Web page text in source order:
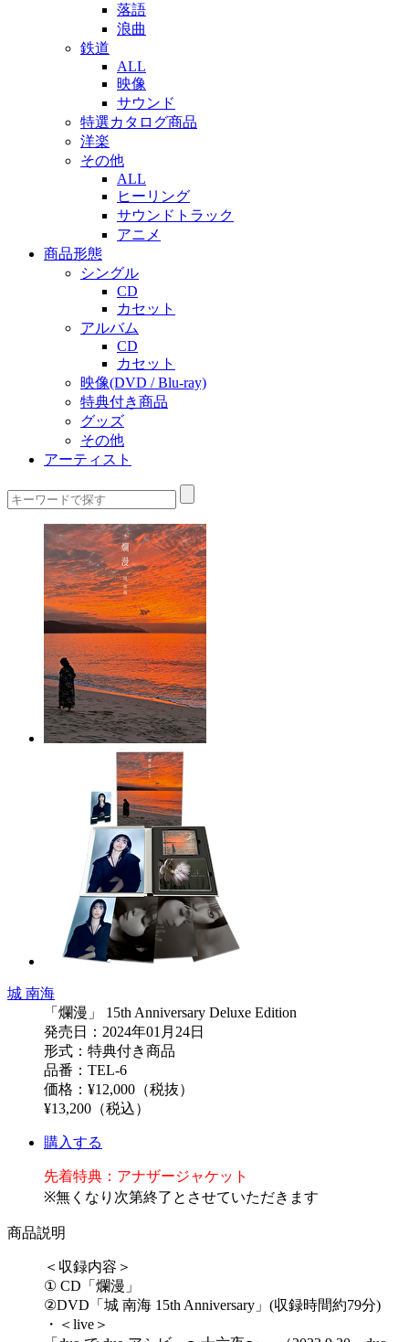
落語
浪曲
鉄道
ALL
映像
サウンド
特選カタログ商品
洋楽
その他
ALL
ヒーリング
サウンドトラック
アニメ
商品形態
シングル
CD
カセット
アルバム
CD
カセット
映像(DVD / Blu-ray)
特典付き商品
グッズ
その他
アーティスト
城 南海
「爛漫」 15th Anniversary Deluxe Edition
発売日：2024年01月24日
形式：特典付き商品
品番：TEL-6
価格：¥12,000（税抜）
¥13,200（税込）
購入する
先着特典：アナザージャケット
※無くなり次第終了とさせていただきます
商品説明
＜収録内容＞
① CD「爛漫」
②DVD「城 南海 15th Anniversary」(収録時間約79分)
・＜live＞